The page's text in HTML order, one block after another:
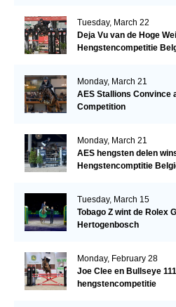
Tuesday, March 22
Deja Vu van de Hoge
Hengstencompetitie
Monday, March 21
AES Stallions Convince
Competition
Monday, March 21
AES hengsten delen
Hengstencomptitie
Tuesday, March 15
Tobago Z wint de Rolex
Hertogenbosch
Monday, February 28
Joe Clee en Bullseye
hengstencompetitie